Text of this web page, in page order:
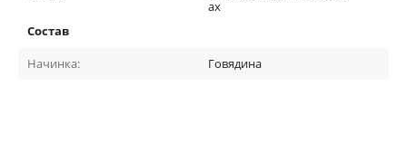
ах
Состав
Начинка:
Говядина